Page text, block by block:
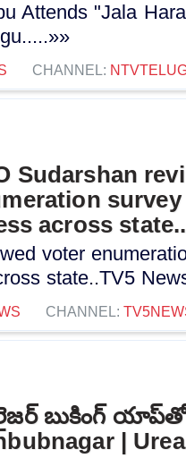
Attends "Jala
CHANNEL:
Sudarshan
across
voter
state..TV5
CHANNEL:
బుకింగ్ యాప్‌తో
|